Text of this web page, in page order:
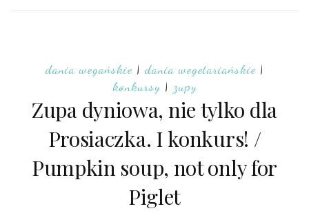
dania wegańskie|dania wegetariańskie|
konkursy | zupy
Zupa dyniowa, nie tylko dla
Prosiaczka. I konkurs! /
Pumpkin soup, not only for
Piglet